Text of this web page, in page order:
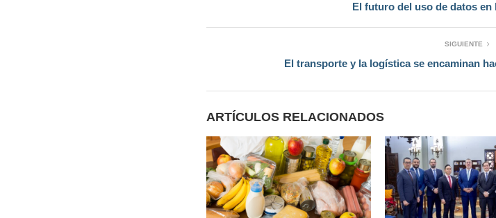
El futuro del uso de datos
SIGUIENTE
El transporte y la logística se encaminan
ARTÍCULOS RELACIONADOS